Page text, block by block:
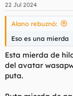
e
s
22 Jul 2024
Alano rebuznó:
Eso es una mierda
Esta mierda de
del avatar
puta.